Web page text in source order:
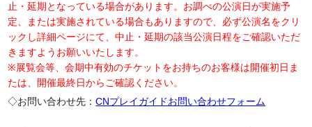
止・延期となっている場合があります。お調べの公演日が実施予
定、または実施されている場合もありますので、必ず公演名をクリ
ックし詳細ページにて、中止・延期の該当公演日程をご確認いただ
きますようお願いいたします。
※展覧会等、会期中有効のチケットをお持ちのお客様は開催初日ま
たは、開催最終日からご確認ください。
◇お問い合わせ先：CNプレイガイドお問い合わせフォーム